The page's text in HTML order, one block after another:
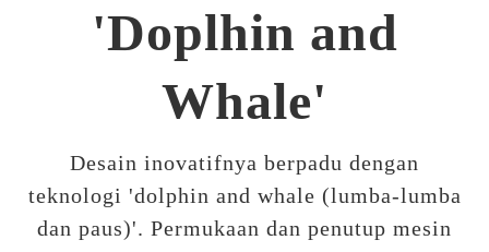
'Doplhin and
Whale'
Desain inovatifnya berpadu dengan
teknologi 'dolphin and whale (lumba-lumba
dan paus)'. Permukaan dan penutup mesin